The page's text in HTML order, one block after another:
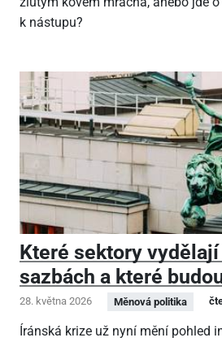
k nástupu?
Které sektory
sazbách a které
28. května 2026 Měnová politika
Íránská krize už nyní mění pohled